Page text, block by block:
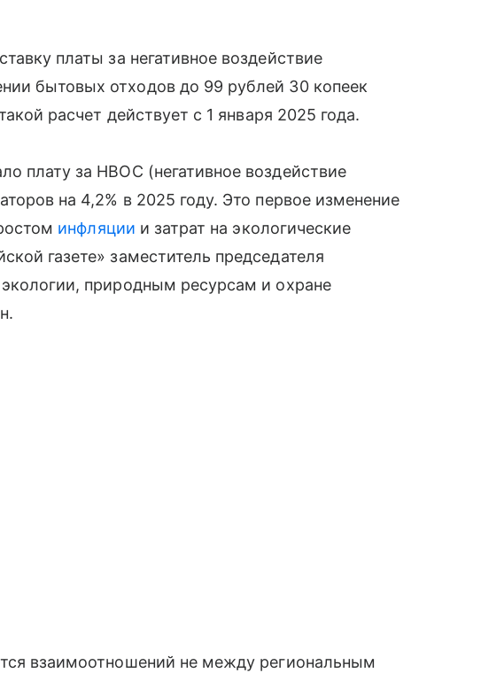
платы за негативное воздействие
бытовых отходов до 99 рублей 30 копеек
расчет действует с 1 января 2025 года.
плату за НВОС (негативное воздействие
на 4,2% в 2025 году. Это первое изменение
инфляции и затрат на экологические
газете» заместитель председателя
природным ресурсам и охране
взаимоотношений не между региональным